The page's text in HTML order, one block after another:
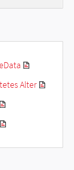
Alter